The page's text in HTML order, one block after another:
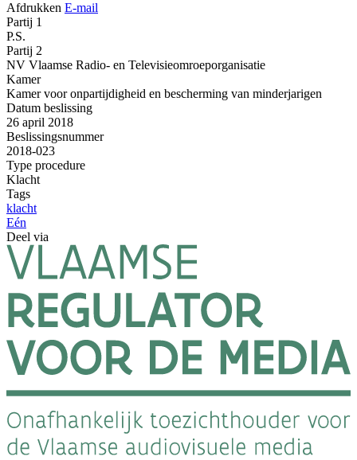
Afdrukken E-mail
Partij 1
P.S.
Partij 2
NV Vlaamse Radio- en Televisieomroeporganisatie
Kamer
Kamer voor onpartijdigheid en bescherming van minderjarigen
Datum beslissing
26 april 2018
Beslissingsnummer
2018-023
Type procedure
Klacht
Tags
klacht
Eén
Deel via